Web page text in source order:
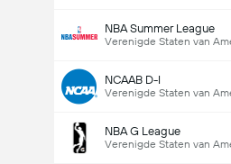
NBA Summer League
Verenigde Staten van
NCAAB D-I
Verenigde Staten van
NBA G League
Verenigde Staten van